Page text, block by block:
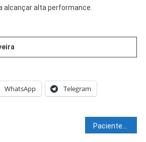
alcançar alta performance.
WhatsApp Telegram
Pacientes têm a oportunidade de conhecer o Natal do Campo Grande